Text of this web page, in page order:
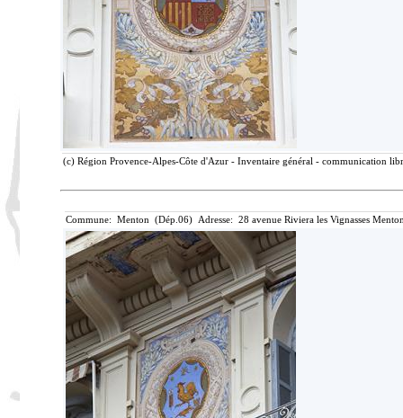
(c) Région Provence-Alpes-Côte d'Azur - Inventaire général - communication
Commune: Menton (Dép.06) Adresse: 28 avenue Riviera les Vignasses